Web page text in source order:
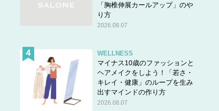
「胸椎伸展カールアップ」のや
り方
2026.08.07
WELLNESS
マイナス10歳のファッションと
ヘアメイクをしよう！「若さ・
キレイ・健康」のループを生み
出すマインドの作り方
2026.08.07